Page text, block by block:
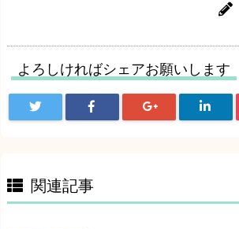
よろしければシェアお願いします
関連記事